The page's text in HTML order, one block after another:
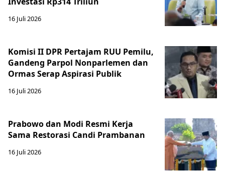
16 Juli 2026
Komisi II DPR Pertajam RUU Pemilu,
Gandeng Parpol Nonparlemen dan
Ormas Serap Aspirasi Publik
16 Juli 2026
Prabowo dan Modi Resmi Kerja
Sama Restorasi Candi Prambanan
16 Juli 2026